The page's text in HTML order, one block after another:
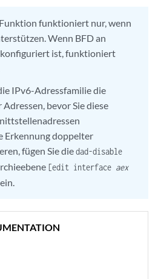
funktioniert nur, wenn
Wenn BFD an
konfiguriert ist, funktioniert
IPv6-Adressfamilie die
bevor Sie diese
Erkennung doppelter
fügen Sie diedad-disable
[edit interface aex
ein.